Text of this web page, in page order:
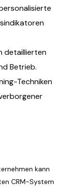
detaillierten
Betrieb.
Techniken
kann
CRM-System